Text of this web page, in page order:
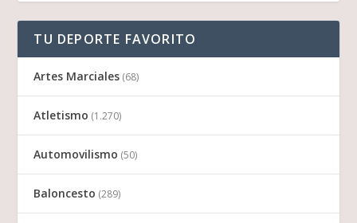
TU DEPORTE FAVORITO
Artes Marciales (68)
Atletismo (1.270)
Automovilismo (50)
Baloncesto (289)